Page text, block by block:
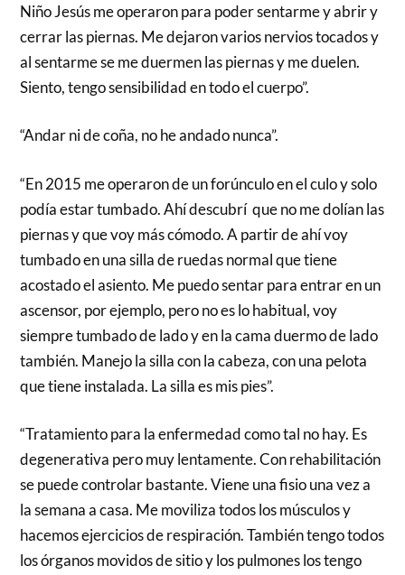
Niño Jesús me operaron para poder sentarme y abrir y
cerrar las piernas. Me dejaron varios nervios tocados y
al sentarme se me duermen las piernas y me duelen.
Siento, tengo sensibilidad en todo el cuerpo”.
“Andar ni de coña, no he andado nunca”.
“En 2015 me operaron de un forúnculo en el culo y solo
podía estar tumbado. Ahí descubrí que no me dolían las
piernas y que voy más cómodo. A partir de ahí voy
tumbado en una silla de ruedas normal que tiene
acostado el asiento. Me puedo sentar para entrar en un
ascensor, por ejemplo, pero no es lo habitual, voy
siempre tumbado de lado y en la cama duermo de lado
también. Manejo la silla con la cabeza, con una pelota
que tiene instalada. La silla es mis pies”.
“Tratamiento para la enfermedad como tal no hay. Es
degenerativa pero muy lentamente. Con rehabilitación
se puede controlar bastante. Viene una fisio una vez a
la semana a casa. Me moviliza todos los músculos y
hacemos ejercicios de respiración. También tengo todos
los órganos movidos de sitio y los pulmones los tengo